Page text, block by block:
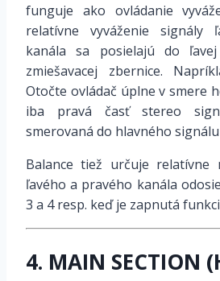
funguje ako ovládanie
relatívne vyváženie signály
kanála sa posielajú do
zmiešavacej zbernice.
Otočte ovládač úplne v smere
iba pravá časť stereo
smerovaná do hlavného
Balance tiež určuje relatívne
ľavého a pravého kanála
3 a 4 resp. keď je zapnutá
4. MAIN SECTION